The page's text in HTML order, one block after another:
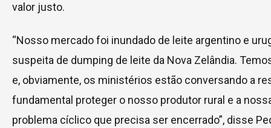
valor justo.
“Nosso mercado foi inundado de leite argentino e
suspeita de dumping de leite da Nova Zelândia.
e, obviamente, os ministérios estão conversando a
fundamental proteger o nosso produtor rural e a
problema cíclico que precisa ser encerrado”, disse